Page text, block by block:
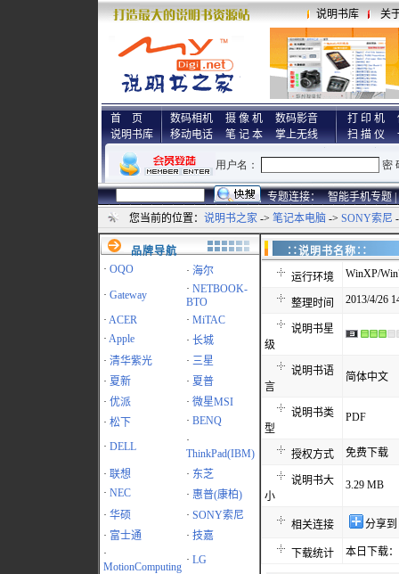
说明书库 关
首 页
说明书库
数码相机 摄 像 机
数码影音
移动电话
笔 记 本 掌上无线
打 印 机
扫 描 仪
专题连接： 智能手机专题 |
您当前的位置： 说明书之家 -> 笔记本电脑 -> SONY索尼
品牌导航
· OQO · 海尔
· Gateway · NETBOOK-
BTO
· ACER · MiTAC
· Apple · 长城
· 清华紫光 · 三星
· 夏新 · 夏普
· 优派 · 微星MSI
· 松下 · BENQ
· DELL
·
ThinkPad(IBM)
· 联想 · 东芝
· NEC · 惠普(康柏)
· 华硕 · SONY索尼
· 富士通 · 技嘉
·
MotionComputing
· LG
∷说明书名
运行环境 WinXP/
整理时间 2013/4/26
说明书星
级
说明书语
言
简体中文
说明书类
型
PDF
授权方式 免费下载
说明书大
小
3.29 MB
相关连接 分享
下载统计 本日下载